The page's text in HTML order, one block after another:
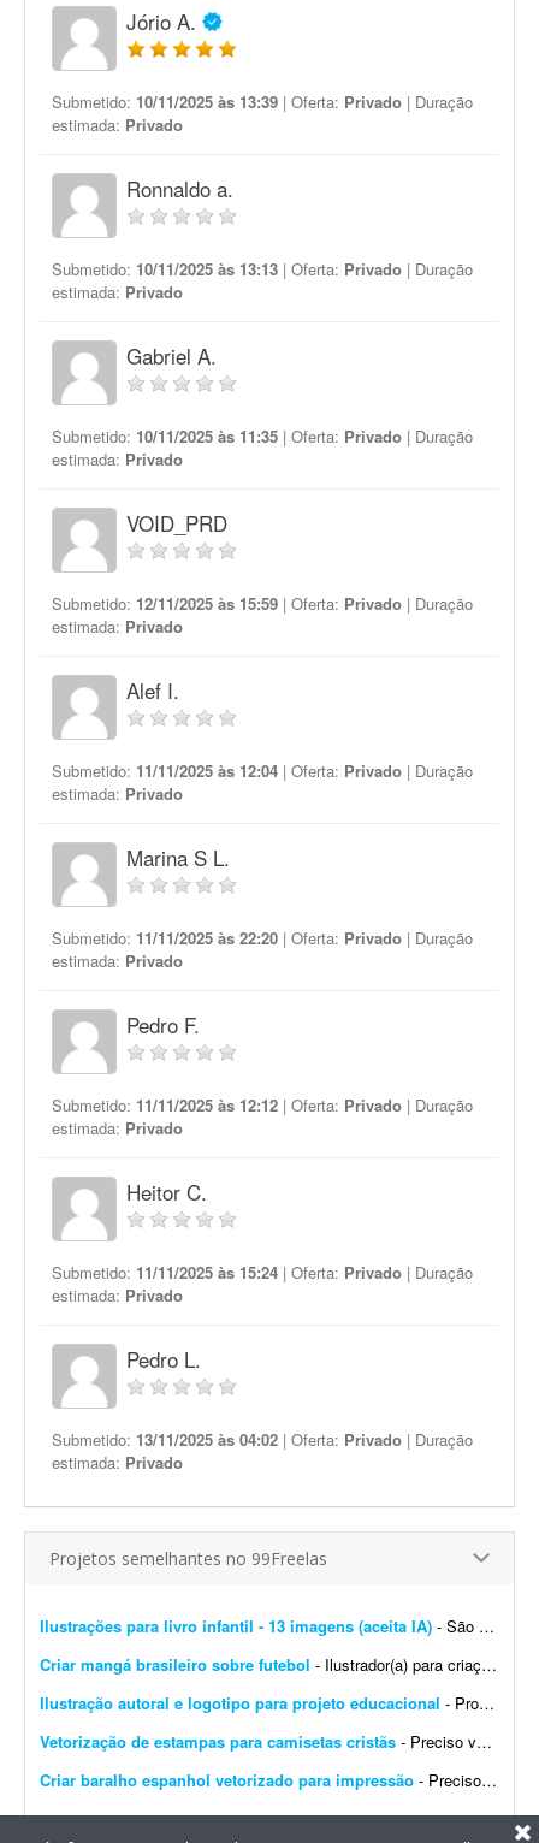
Jório A.
Submetido: 10/11/2025 às 13:39 | Oferta: Privado | Duração
estimada: Privado
Ronnaldo a.
Submetido: 10/11/2025 às 13:13 | Oferta: Privado | Duração
estimada: Privado
Gabriel A.
Submetido: 10/11/2025 às 11:35 | Oferta: Privado | Duração
estimada: Privado
VOID_PRD
Submetido: 12/11/2025 às 15:59 | Oferta: Privado | Duração
estimada: Privado
Alef I.
Submetido: 11/11/2025 às 12:04 | Oferta: Privado | Duração
estimada: Privado
Marina S L.
Submetido: 11/11/2025 às 22:20 | Oferta: Privado | Duração
estimada: Privado
Pedro F.
Submetido: 11/11/2025 às 12:12 | Oferta: Privado | Duração
estimada: Privado
Heitor C.
Submetido: 11/11/2025 às 15:24 | Oferta: Privado | Duração
estimada: Privado
Pedro L.
Submetido: 13/11/2025 às 04:02 | Oferta: Privado | Duração
estimada: Privado
Projetos semelhantes no 99Freelas
Ilustrações para livro infantil - 13 imagens (aceita IA) - São 12 imagens internas e a capa do livro (total 13 imagens). Quero uma ilustração infantil editorial em aquarela tradicional, com aparência de livro infantil ilustrado &...
Criar mangá brasileiro sobre futebol - Ilustrador(a) para criação de mangá brasileiro de futebol - parceria de longo prazo Estou desenvolvendo um mangá brasileiro de futebol original, com foco em uma hist&oa...
Ilustração autoral e logotipo para projeto educacional - Procuro um(a) profissional para desenvolver duas artes autorais para projetos educacionais. A primeira será uma ilustração para ser utilizada como fundo de página da mi...
Vetorização de estampas para camisetas cristãs - Preciso vetorizar duas estampas para camisetas streetwear com temática cristã. Já tenho os mockups e as referências. Preciso receber os arquivos finais nos formatos AI, P...
Criar baralho espanhol vetorizado para impressão - Preciso de alguém que saiba criar um baralho espanhol vetorizado para impressão. Preciso dos arquivos em formato vetorial e também em PNG de alta resolução. Favo...